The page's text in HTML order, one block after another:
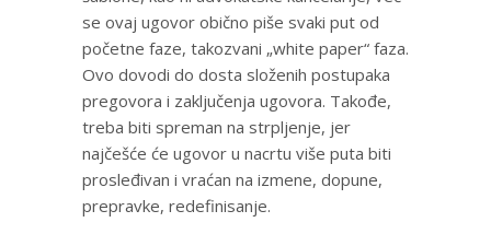
se ovaj ugovor obično piše svaki put od
početne faze, takozvani „white paper“ faza.
Ovo dovodi do dosta složenih postupaka
pregovora i zaključenja ugovora. Takođe,
treba biti spreman na strpljenje, jer
najčešće će ugovor u nacrtu više puta biti
prosleđivan i vraćan na izmene, dopune,
prepravke, redefinisanje.